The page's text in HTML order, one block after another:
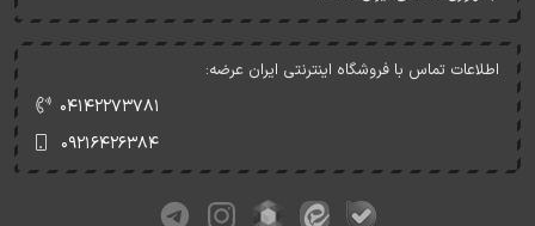
اطلاعات تماس با فروشگاه اینترنتی ایران عرضه:
۰۴۱۴۲۲۷۳۷۸۱
۰۹۲۱۶۴۲۶۳۸۴